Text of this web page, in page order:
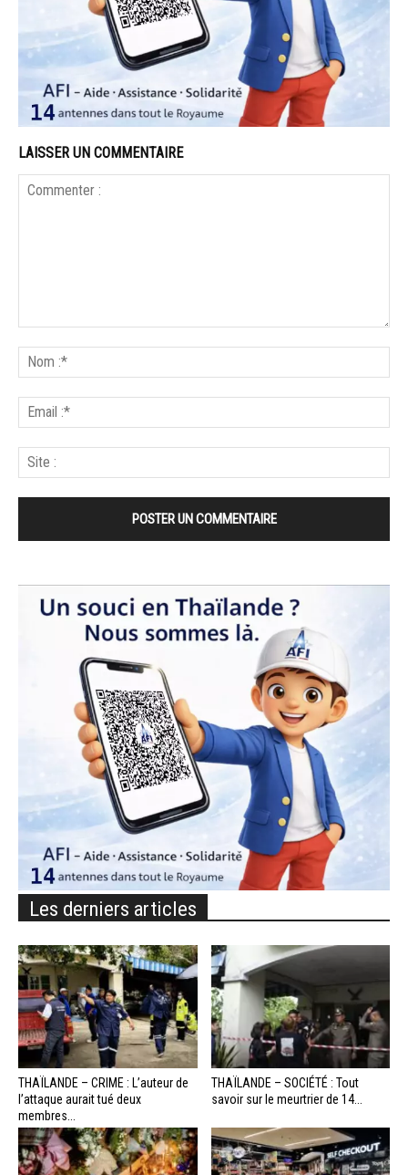
LAISSER UN COMMENTAIRE
Les derniers articles
THAÏLANDE – CRIME : L’auteur de
l’attaque aurait tué deux
membres...
THAÏLANDE – SOCIÉTÉ : Tout
savoir sur le meurtrier de 14...